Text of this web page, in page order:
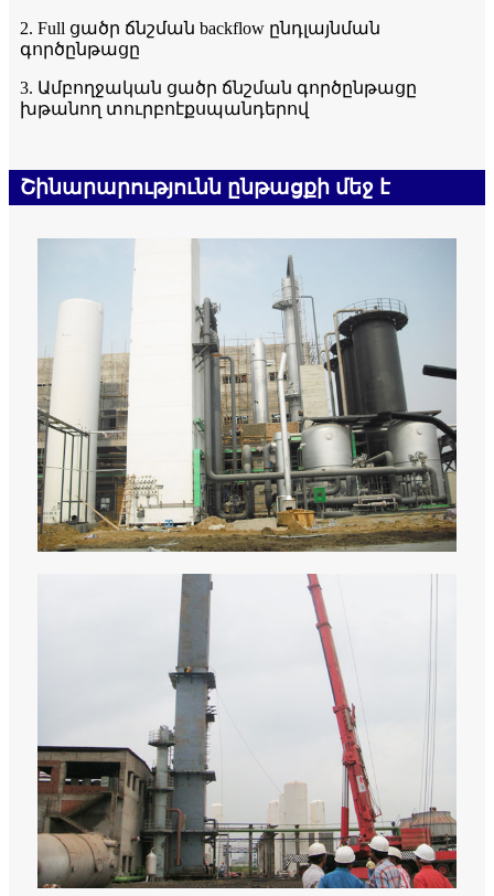
2. Full ցածր ճնշման backflow ընդլայնման
գործընթացը
3. Ամբողջական ցածր ճնշման գործընթացը
խթանող տուրբոէքսպանդերով
Շինարարությունն ընթացքի մեջ է